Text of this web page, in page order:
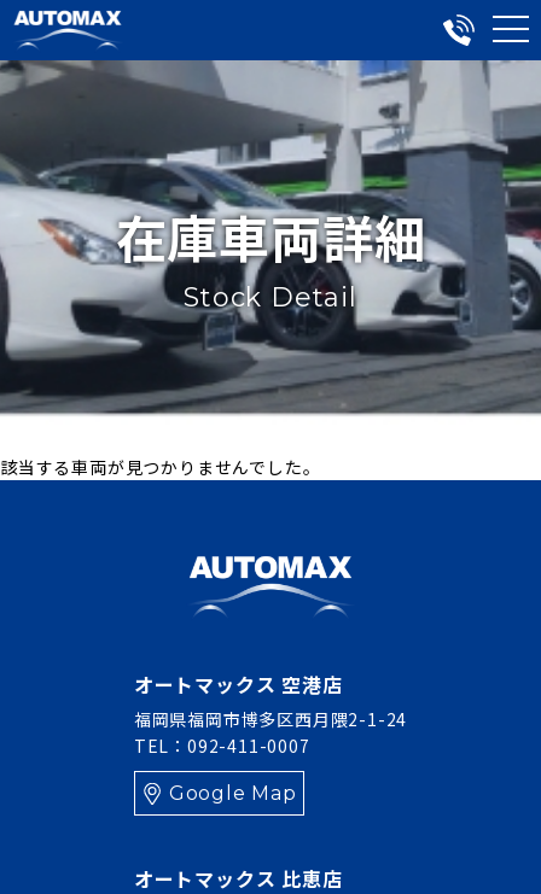
在庫車両詳細
Stock Detail
該当する車両が見つかりませんでした。
オートマックス 空港店
福岡県福岡市博多区西月隈2-1-24
TEL：092-411-0007
Google Map
オートマックス 比恵店